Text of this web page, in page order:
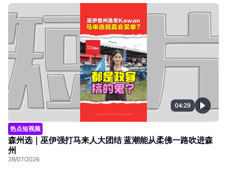
04:29
热点短视频
森州选｜巫伊强打马来人大团结 蓝潮能从柔佛一路吹进森
州
28/07/2026